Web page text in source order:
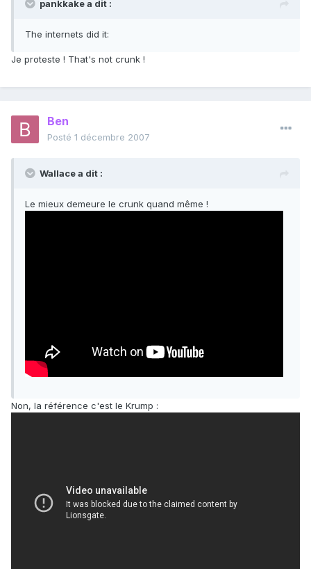
pankkake a dit :
The internets did it:
Je proteste ! That's not crunk !
Ben
Posté 1 décembre 2007
Wallace a dit :
Le mieux demeure le crunk quand même !
Non, la référence c'est le Krump :